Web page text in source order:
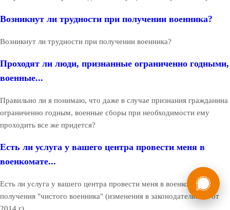
Возникнут ли трудности при получении военника?
Возникнут ли трудности при получении военника?
Проходят ли люди, признанные ограниченно годными,
военные...
Правильно ли я понимаю, что даже в случае признания гражданина
ограниченно годным, военные сборы при необходимости ему
проходить все же придется?
Есть ли услуга у вашего центра провести меня в
военкомате...
Есть ли услуга у вашего центра провести меня в военкомате до
получения "чистого военника" (изменения в законодательстве от
2014 г)
Бесплатная
консультация
8 (800) 775-35-89